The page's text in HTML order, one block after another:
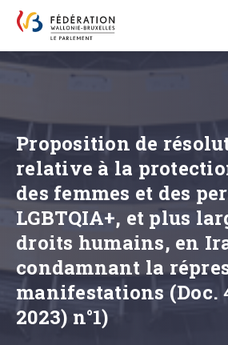
Proposition de
relative à la
des femmes et des
LGBTQIA+, et plus
droits humains, en
condamnant la
manifestations (Doc.
2023) n°1)